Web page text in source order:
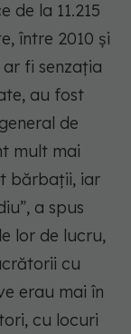
de la 11.215
între 2010 și
fi senzația
au fost
de
mult mai
bărbații, iar
a spus
lor de lucru,
cu
erau mai în
cu locuri